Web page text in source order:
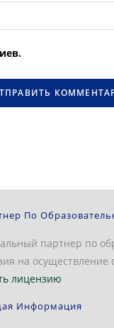
По
партнер по
на осуществление
лицензию
Информация